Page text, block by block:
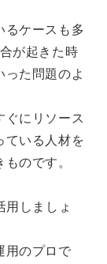
るケースも多
が起きた時
った問題のよ
ぐにリソース
ている人材を
のです。
しましょ
用のプロ で